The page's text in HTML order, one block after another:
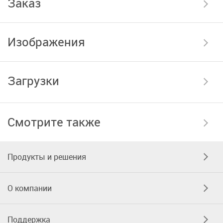
Изображения
Загрузки
Смотрите также
Продукты и решения
О компании
Поддержка